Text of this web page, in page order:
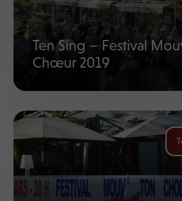
Ten Sing – Festival
Chœur 2019